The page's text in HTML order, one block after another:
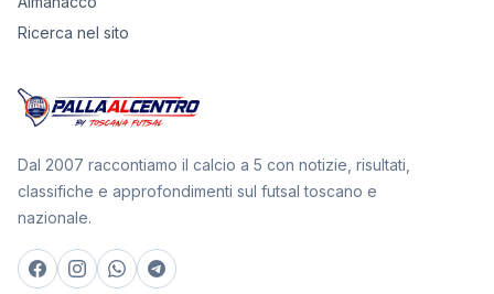
Ricerca nel sito
Dal 2007 raccontiamo il calcio a 5 con notizie, risultati,
classifiche e approfondimenti sul futsal toscano e
nazionale.